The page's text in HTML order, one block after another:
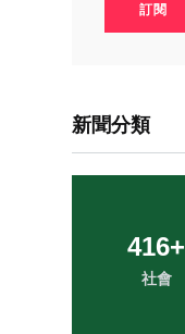
訂閱
新聞分類
416+
社會
36+
科技新知